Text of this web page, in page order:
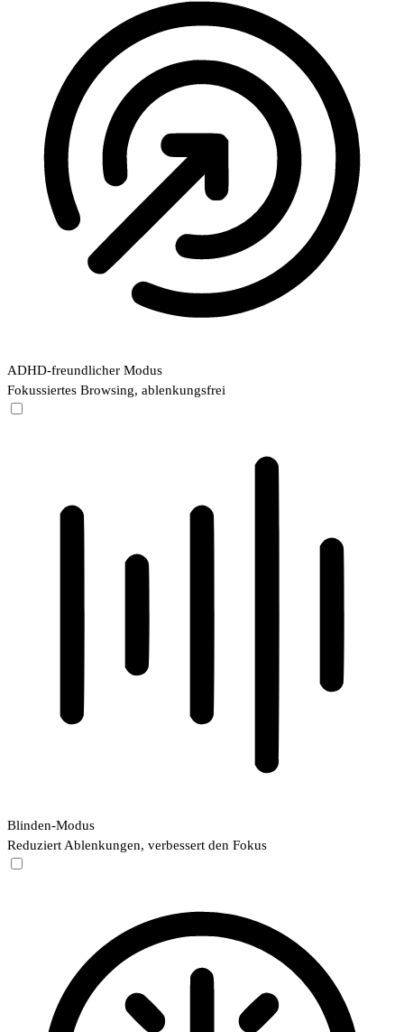
ADHD-freundlicher Modus
Fokussiertes Browsing, ablenkungsfrei
Blinden-Modus
Reduziert Ablenkungen, verbessert den Fokus